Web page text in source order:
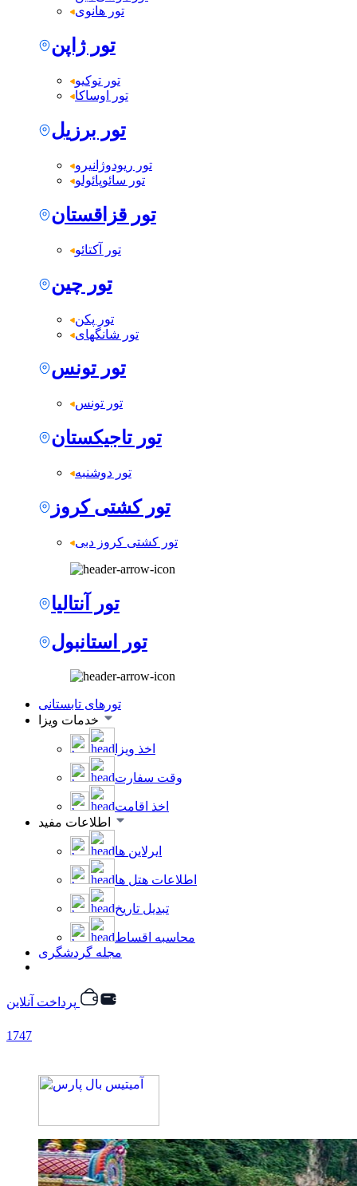
تور هانوی
تور ژاپن
تور توکیو
تور اوساکا
تور برزیل
تور ریودوژانیرو
تور سائوپائولو
تور قزاقستان
تور آکتائو
تور چین
تور پکن
تور شانگهای
تور تونس
تور تونس
تور تاجیکستان
تور دوشنبه
تور کشتی کروز
تور کشتی کروز دبی
تور آنتالیا
تور استانبول
تورهای تابستانی
اخذ ویزا
وقت سفارت
اخذ اقامت
ایرلاین ها
اطلاعات هتل ها
تبدیل تاریخ
محاسبه اقساط
مجله گردشگری
1747